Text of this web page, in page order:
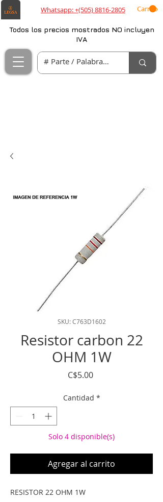
Whatsapp: +(505) 8816-2805 Carrito
Todos los precios mostrados NO incluyen
IVA
SKU: C763D1602
Resistor carbon 22
OHM 1W
C$5.00Precio
Cantidad *
Solo 4 disponible(s)
Agregar al carrito
RESISTOR 22 OHM 1W